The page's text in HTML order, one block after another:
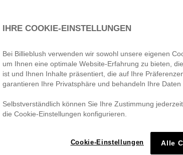
IHRE COOKIE-EINSTELLUNGEN
Bei Billieblush verwenden wir sowohl unsere eigenen
um Ihnen eine optimale Website-Erfahrung zu bieten,
ist und Ihnen Inhalte präsentiert, die auf Ihre
garantieren Ihre Privatsphäre und behandeln Ihre Daten
Selbstverständlich können Sie Ihre Zustimmung
die Cookie-Einstellungen konfigurieren.
Cookie-Einstellungen Alle